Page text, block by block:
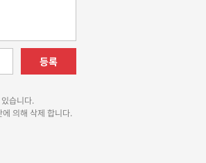
등록
습니다.
의해 삭제 합니다.